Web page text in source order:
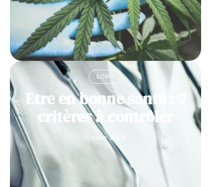
SOINS
Etre en bonne santé : 7
critères à contrôler
11 mars 2026